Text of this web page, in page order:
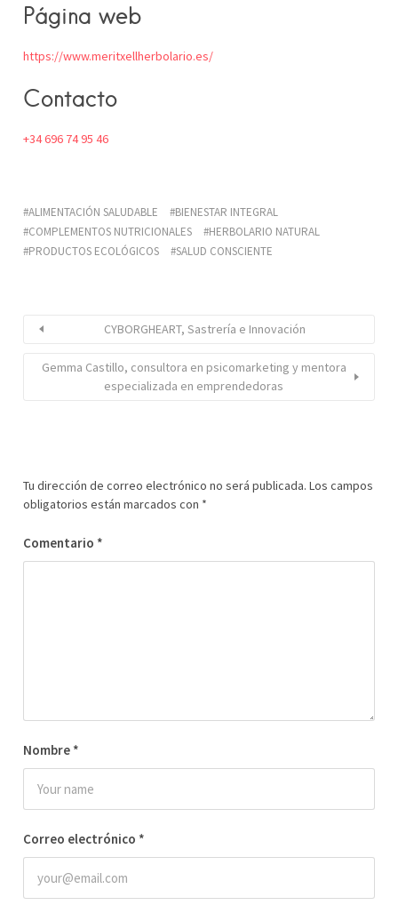
Página web
https://www.meritxellherbolario.es/
Contacto
+34 696 74 95 46
ALIMENTACIÓN SALUDABLE
BIENESTAR INTEGRAL
COMPLEMENTOS NUTRICIONALES
HERBOLARIO NATURAL
PRODUCTOS ECOLÓGICOS
SALUD CONSCIENTE
CYBORGHEART, Sastrería e Innovación
Gemma Castillo, consultora en psicomarketing y mentora
especializada en emprendedoras
Tu dirección de correo electrónico no será publicada. Los campos
obligatorios están marcados con *
Comentario *
Nombre *
Correo electrónico *